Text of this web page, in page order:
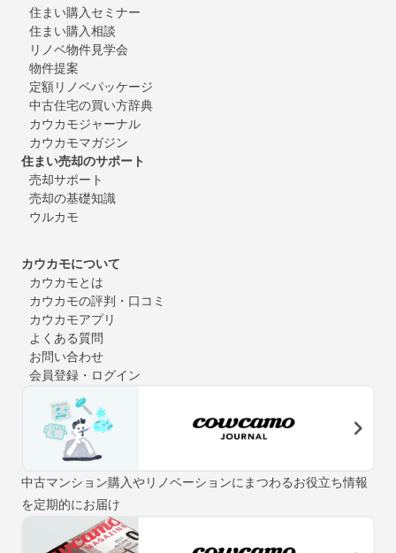
住まい購入セミナー
住まい購入相談
リノベ物件見学会
物件提案
定額リノベパッケージ
中古住宅の買い方辞典
カウカモジャーナル
カウカモマガジン
住まい売却のサポート
売却サポート
売却の基礎知識
ウルカモ
カウカモについて
カウカモとは
カウカモの評判・口コミ
カウカモアプリ
よくある質問
お問い合わせ
会員登録・ログイン
中古マンション購入やリノベーションにまつわるお役立ち情報
を定期的にお届け